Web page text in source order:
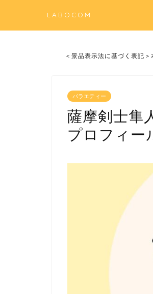
LABOCOM
＜景品表示法に基づく表記
バラエティー
薩摩剣士隼
プロフィー